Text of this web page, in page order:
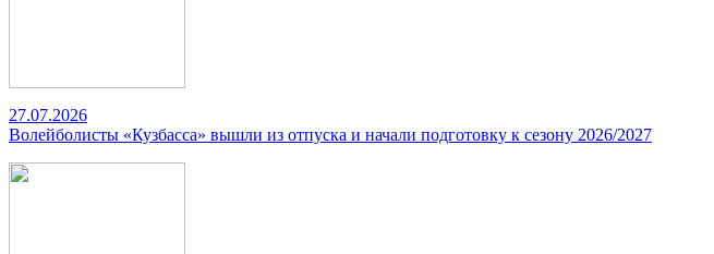
27.07.2026
Волейболисты «Кузбасса» вышли из отпуска и начали подготовку к сезону 2026/2027